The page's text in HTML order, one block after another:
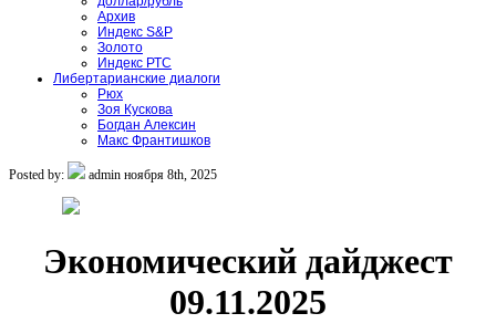
Архив
Индекс S&P
Золото
Индекс РТС
Либертарианские диалоги
Рюх
Зоя Кускова
Богдан Алексин
Макс Франтишков
Posted by: admin ноября 8th, 2025
Экономический дайджест
09.11.2025